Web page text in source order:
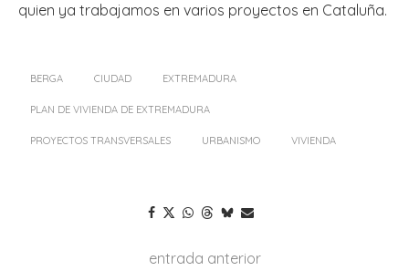
quien ya trabajamos en varios proyectos en Cataluña.
BERGA CIUDAD EXTREMADURA
PLAN DE VIVIENDA DE EXTREMADURA
PROYECTOS TRANSVERSALES URBANISMO VIVIENDA
entrada anterior